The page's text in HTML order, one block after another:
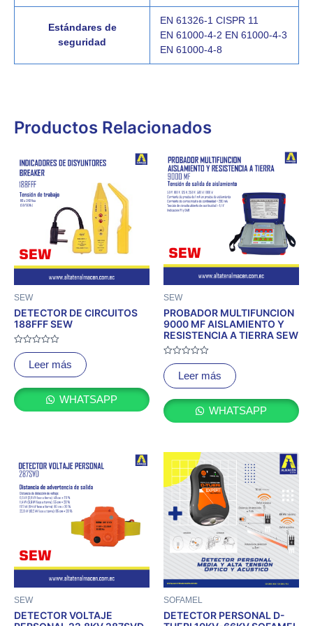
Estándares de
seguridad
EN 61326-1 CISPR 11
EN 61000-4-2 EN 61000-4-3
EN 61000-4-8
Productos Relacionados
SEW
DETECTOR DE CIRCUITOS
188FFF SEW
Valorado
con
0
de
Leer más
WHATSAPP
SEW
PROBADOR MULTIFUNCION
9000 MF AISLAMIENTO Y
RESISTENCIA A TIERRA SEW
Valorado
con
0
de
Leer más
WHATSAPP
SEW
DETECTOR VOLTAJE
SOFAMEL
DETECTOR PERSONAL D-